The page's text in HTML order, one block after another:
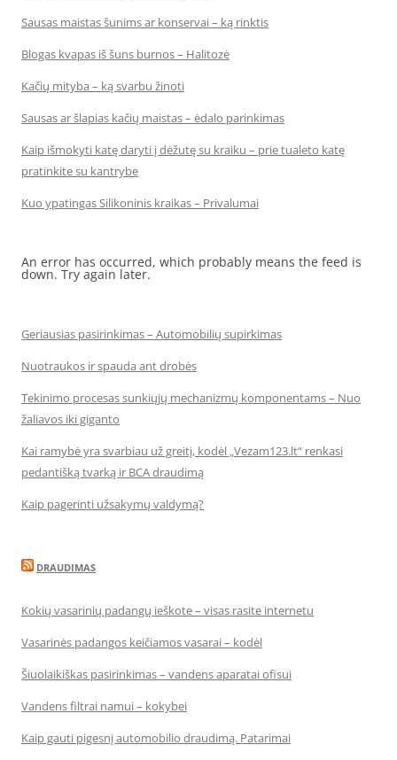
Sausas maistas šunims ar konservai – ką rinktis
Blogas kvapas iš šuns burnos – Halitozė
Kačių mityba – ką svarbu žinoti
Sausas ar šlapias kačių maistas – ėdalo parinkimas
Kaip išmokyti katę daryti į dėžutę su kraiku – prie tualeto katę
pratinkite su kantrybe
Kuo ypatingas Silikoninis kraikas – Privalumai
An error has occurred, which probably means the feed is
down. Try again later.
Geriausias pasirinkimas – Automobilių supirkimas
Nuotraukos ir spauda ant drobės
Tekinimo procesas sunkiųjų mechanizmų komponentams – Nuo
žaliavos iki giganto
Kai ramybė yra svarbiau už greitį, kodėl „Vezam123.lt“ renkasi
pedantišką tvarką ir BCA draudimą
Kaip pagerinti užsakymų valdymą?
DRAUDIMAS
Kokių vasarinių padangų ieškote – visas rasite internetu
Vasarinės padangos keičiamos vasarai – kodėl
Šiuolaikiškas pasirinkimas – vandens aparatai ofisui
Vandens filtrai namui – kokybei
Kaip gauti pigesnį automobilio draudimą. Patarimai